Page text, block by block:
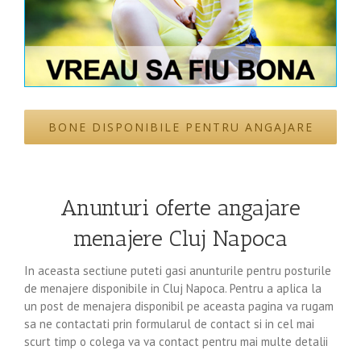
BONE DISPONIBILE PENTRU ANGAJARE
Anunturi oferte angajare
menajere Cluj Napoca
In aceasta sectiune puteti gasi anunturile pentru posturile
de menajere disponibile in Cluj Napoca. Pentru a aplica la
un post de menajera disponibil pe aceasta pagina va rugam
sa ne contactati prin formularul de contact si in cel mai
scurt timp o colega va va contact pentru mai multe detalii